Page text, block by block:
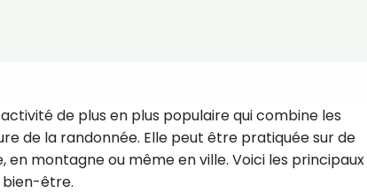
de plus en plus populaire qui combine les
de la randonnée. Elle peut être pratiquée sur de
montagne ou même en ville. Voici les principaux
être.